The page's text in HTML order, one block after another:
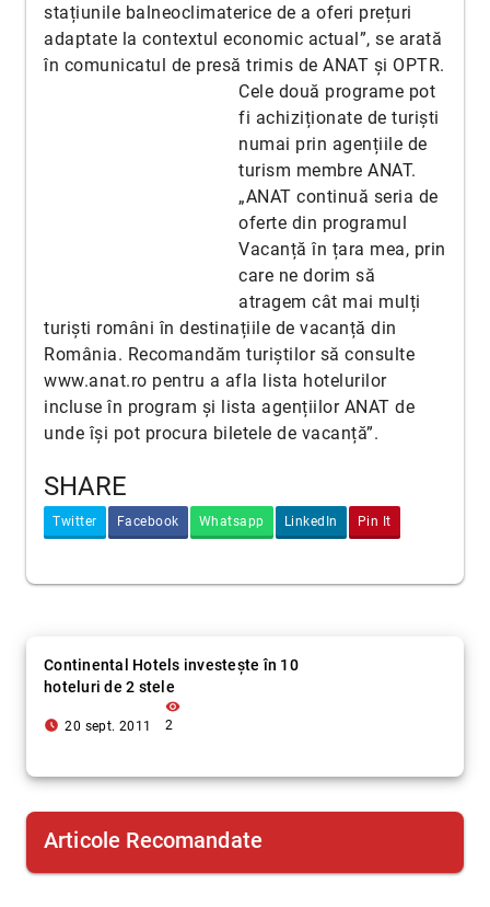
stațiunile balneoclimaterice de a oferi prețuri
adaptate la contextul economic actual”, se arată
în comunicatul de presă trimis de ANAT și OPTR.
Cele două programe pot
fi achiziționate de turiști
numai prin agențiile de
turism membre ANAT.
„ANAT continuă seria de
oferte din programul
Vacanță în țara mea, prin
care ne dorim să
atragem cât mai mulți
turiști români în destinațiile de vacanță din
România. Recomandăm turiștilor să consulte
www.anat.ro pentru a afla lista hotelurilor
incluse în program și lista agențiilor ANAT de
unde își pot procura biletele de vacanță”.
SHARE
Twitter Facebook Whatsapp LinkedIn Pin It
Continental Hotels investeşte în 10
hoteluri de 2 stele
access_time_filled 20 sept. 2011
visibility
2
Articole Recomandate